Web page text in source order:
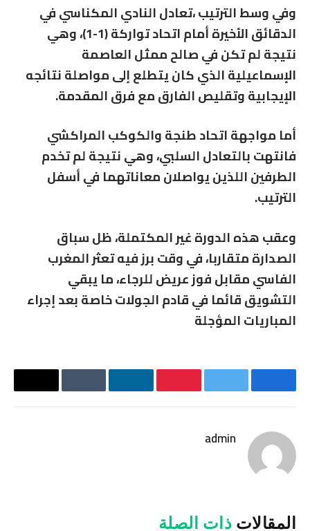
وفي وسط الترتيب ،تعادل النادي المكناسي في
الدقائق الأخيرة أمام اتحاد تواركة (1-1)، وهي
نتيجة لم تكن في صالح ممثل العاصمة
الإسماعيلية الذي كان يتطلع إلى مواصلة نتائجه
الإيجابية وتقليص الفارق مع فرق المقدمة.
أما مواجهة اتحاد طنجة والكوكب المراكشي
فانتهت بالتعادل السلبي، وهي نتيجة لم تخدم
الطرفين اللذين يواصلان معاناتهما في أسفل
الترتيب.
وعقب هذه الدورة غير المكتملة، ظل سباق
الصدارة متقاربا، في وقت برز فيه تعثر المغرب
الفاسي مقابل فوز عريض للرجاء، ما يبقي
التشويق قائما في قادم الجولات خاصة بعد إجراء
المباريات المؤجلة
فيسبوك تويتر بينتيريستلينكدإن Tumblr البريد
admin
المقالات ذات الصلة